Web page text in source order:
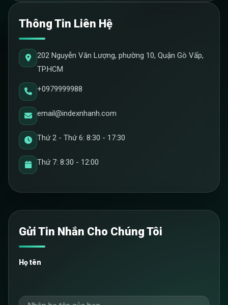
Thông Tin Liên Hệ
202 Nguyễn Văn Lượng, phường 10, Quận Gò Vấp,
TP.HCM
+0979999988
email@indexnhanh.com
Thứ 2 - Thứ 6: 8:30 - 17:30
Thứ 7: 8:30 - 12:00
Gửi Tin Nhắn Cho Chúng Tôi
Họ tên